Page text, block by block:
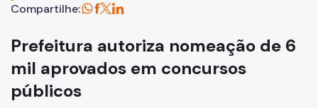
Compartilhe:
Prefeitura autoriza nomeação de 6
mil aprovados em concursos
públicos